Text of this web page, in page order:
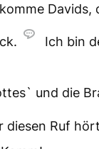
Davids,
Ich bin
und die
diesen Ruf hört